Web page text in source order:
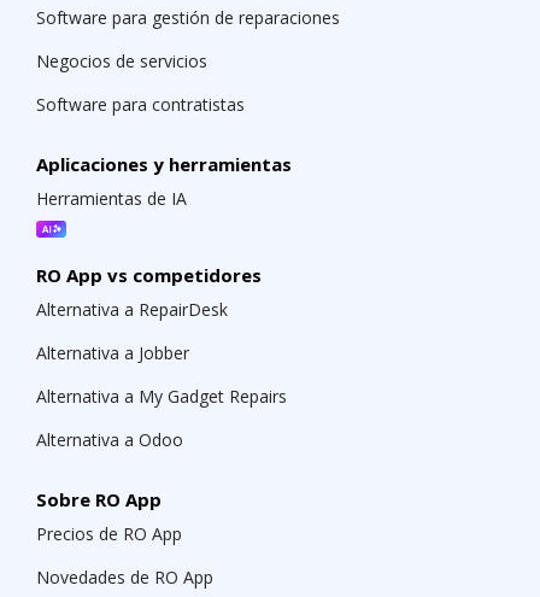
Software para gestión de reparaciones
Negocios de servicios
Software para contratistas
Aplicaciones y herramientas
Herramientas de IA
RO App vs competidores
Alternativa a RepairDesk
Alternativa a Jobber
Alternativa a My Gadget Repairs
Alternativa a Odoo
Sobre RO App
Precios de RO App
Novedades de RO App